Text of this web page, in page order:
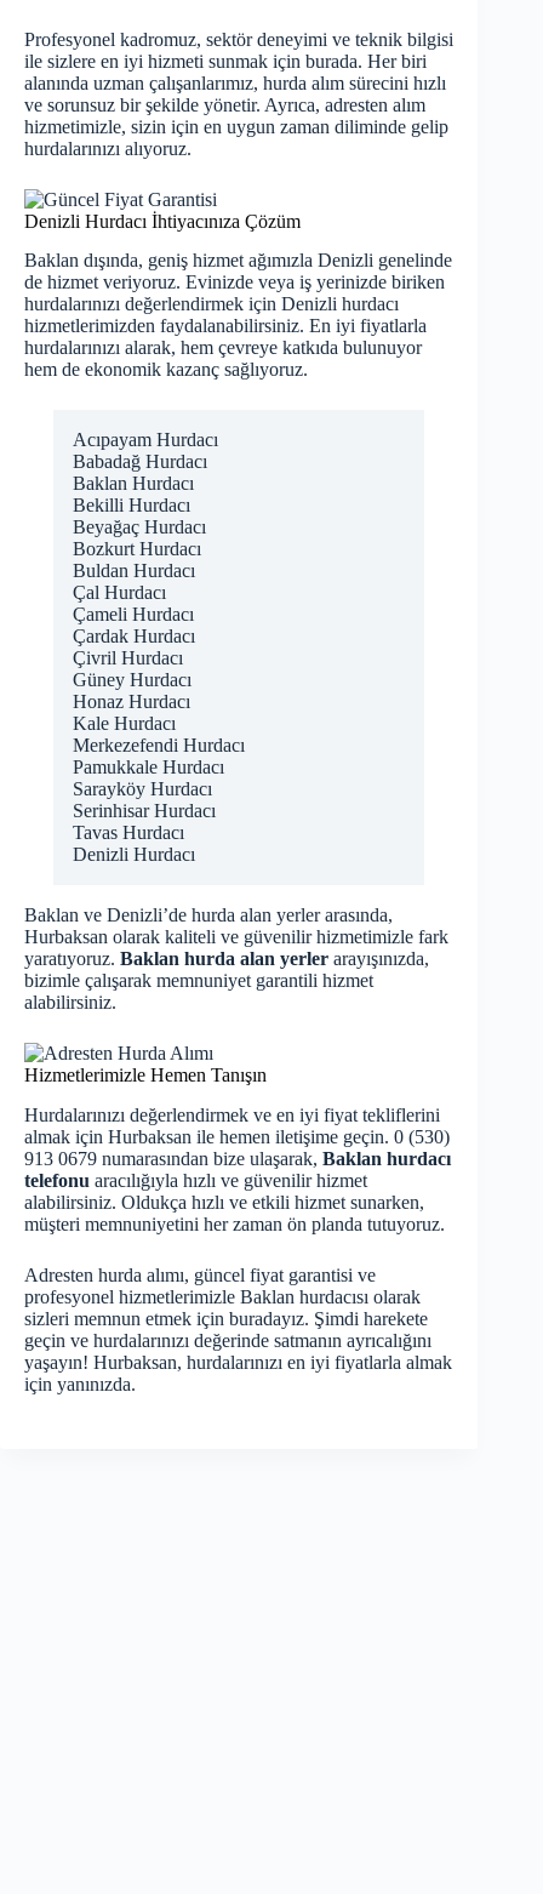
Profesyonel kadromuz, sektör deneyimi ve teknik bilgisi
ile sizlere en iyi hizmeti sunmak için burada. Her biri
alanında uzman çalışanlarımız, hurda alım sürecini hızlı
ve sorunsuz bir şekilde yönetir. Ayrıca, adresten alım
hizmetimizle, sizin için en uygun zaman diliminde gelip
hurdalarınızı alıyoruz.
Denizli Hurdacı İhtiyacınıza Çözüm
Baklan dışında, geniş hizmet ağımızla Denizli genelinde
de hizmet veriyoruz. Evinizde veya iş yerinizde biriken
hurdalarınızı değerlendirmek için Denizli hurdacı
hizmetlerimizden faydalanabilirsiniz. En iyi fiyatlarla
hurdalarınızı alarak, hem çevreye katkıda bulunuyor
hem de ekonomik kazanç sağlıyoruz.
Acıpayam Hurdacı
Babadağ Hurdacı
Baklan Hurdacı
Bekilli Hurdacı
Beyağaç Hurdacı
Bozkurt Hurdacı
Buldan Hurdacı
Çal Hurdacı
Çameli Hurdacı
Çardak Hurdacı
Çivril Hurdacı
Güney Hurdacı
Honaz Hurdacı
Kale Hurdacı
Merkezefendi Hurdacı
Pamukkale Hurdacı
Sarayköy Hurdacı
Serinhisar Hurdacı
Tavas Hurdacı
Denizli Hurdacı
Baklan ve Denizli’de hurda alan yerler arasında,
Hurbaksan olarak kaliteli ve güvenilir hizmetimizle fark
yaratıyoruz. Baklan hurda alan yerler arayışınızda,
bizimle çalışarak memnuniyet garantili hizmet
alabilirsiniz.
Hizmetlerimizle Hemen Tanışın
Hurdalarınızı değerlendirmek ve en iyi fiyat tekliflerini
almak için Hurbaksan ile hemen iletişime geçin. 0 (530)
913 0679 numarasından bize ulaşarak, Baklan hurdacı
telefonu aracılığıyla hızlı ve güvenilir hizmet
alabilirsiniz. Oldukça hızlı ve etkili hizmet sunarken,
müşteri memnuniyetini her zaman ön planda tutuyoruz.
Adresten hurda alımı, güncel fiyat garantisi ve
profesyonel hizmetlerimizle Baklan hurdacısı olarak
sizleri memnun etmek için buradayız. Şimdi harekete
geçin ve hurdalarınızı değerinde satmanın ayrıcalığını
yaşayın! Hurbaksan, hurdalarınızı en iyi fiyatlarla almak
için yanınızda.